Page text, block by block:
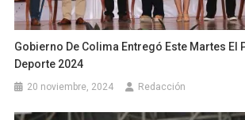
Gobierno De Colima Entregó Este Martes El
Deporte 2024
20 noviembre, 2024 Redacción